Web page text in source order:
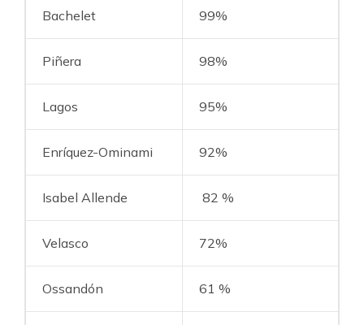
Bachelet 99%
Piñera 98%
Lagos 95%
Enríquez-Ominami 92%
Isabel Allende 82 %
Velasco 72%
Ossandón 61 %